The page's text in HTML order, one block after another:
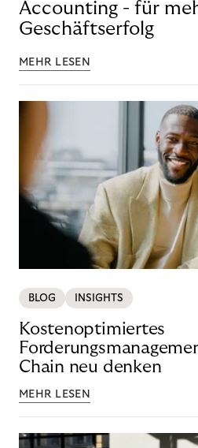
Accounting - für
Geschäftserfolg
MEHR LESEN
BLOG INSIGHTS
Kostenoptimiertes
Chain neu denken
MEHR LESEN